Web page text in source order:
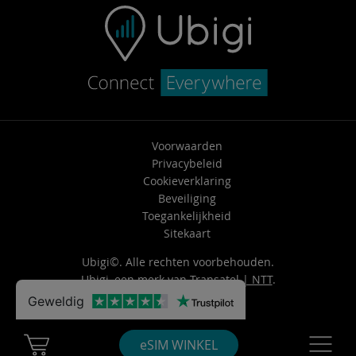
Cart Ubigi eSIM WINKEL
Voorwaarden
Privacybeleid
Cookieverklaring
Beveiliging
Toegankelijkheid
Sitekaart
Ubigi©. Alle rechten voorbehouden.
Ubigi, een merk vanTransatel | NTT.
Geweldig